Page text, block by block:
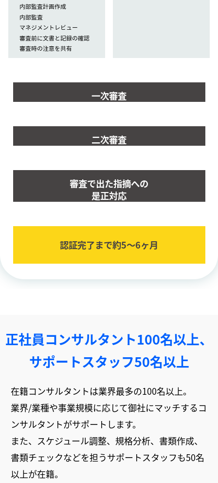
内部監査計画作成
内部監査
マネジメントレビュー
審査前に文書と記録の確認
審査時の注意を共有
一次審査
二次審査
審査で出た指摘への
是正対応
認証完了まで約5〜6ヶ⽉
正社員コンサルタント100名以上、
サポートスタッフ50名以上
在籍コンサルタントは業界最多の100名以上。
業界/業種や事業規模に応じて御社にマッチするコ
ンサルタントがサポートします。
また、スケジュール調整、規格分析、書類作成、
書類チェックなどを担うサポートスタッフも50名
以上が在籍。